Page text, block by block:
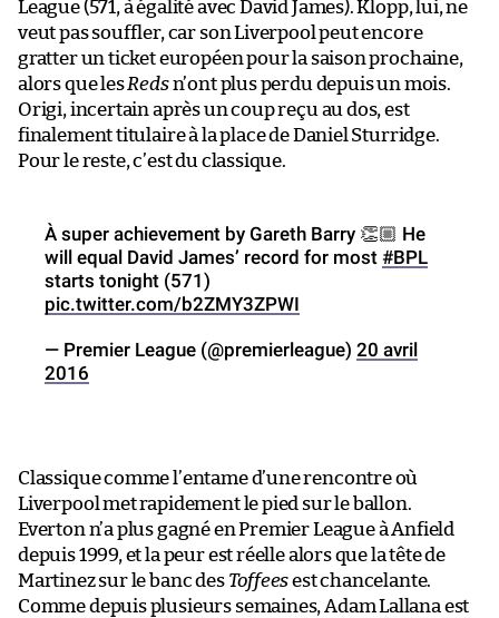
League (571, à égalité avec David James). Klopp, lui, ne
veut pas souffler, car son Liverpool peut encore
gratter un ticket européen pour la saison prochaine,
alors que lesRedsn’ont plus perdu depuis un mois.
Origi, incertain après un coup reçu au dos, est
finalement titulaire à la place de Daniel Sturridge.
Pour le reste, c’est du classique.
À super achievement by Gareth Barry 👏🏼 He
will equal David James’ record for most #BPL
starts tonight (571)
pic.twitter.com/b2ZMY3ZPWI
— Premier League (@premierleague) 20 avril
2016
Classique comme l’entame d’une rencontre où
Liverpool met rapidement le pied sur le ballon.
Everton n’a plus gagné en Premier League à Anfield
depuis 1999, et la peur est réelle alors que la tête de
Martinez sur le banc des Toffeesest chancelante.
Comme depuis plusieurs semaines, Adam Lallana est